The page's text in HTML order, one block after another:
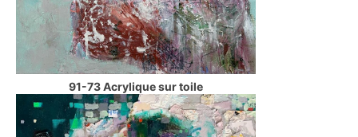
91-73 Acrylique sur toile